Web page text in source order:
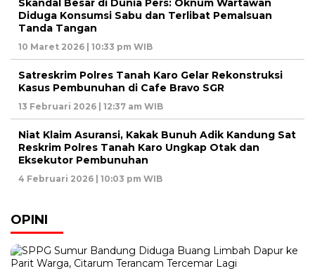
Skandal Besar di Dunia Pers: Oknum Wartawan
Diduga Konsumsi Sabu dan Terlibat Pemalsuan
Tanda Tangan
10 Maret 2026 | 10:33 pm WIB
Satreskrim Polres Tanah Karo Gelar Rekonstruksi
Kasus Pembunuhan di Cafe Bravo SGR
13 Februari 2026 | 12:37 am WIB
Niat Klaim Asuransi, Kakak Bunuh Adik Kandung Sat
Reskrim Polres Tanah Karo Ungkap Otak dan
Eksekutor Pembunuhan
4 Februari 2026 | 10:03 pm WIB
OPINI